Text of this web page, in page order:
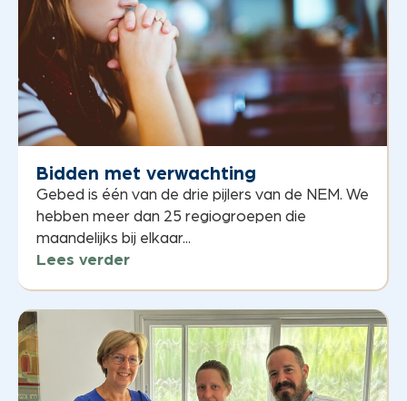
Bidden met verwachting
Gebed is één van de drie pijlers van de NEM. We
hebben meer dan 25 regiogroepen die
maandelijks bij elkaar...
Lees verder